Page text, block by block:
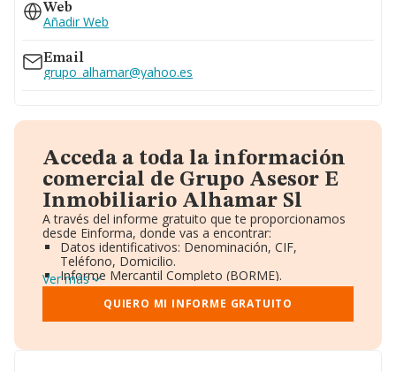
Web
Añadir Web
Email
grupo_alhamar@yahoo.es
Acceda a toda la información
comercial de Grupo Asesor E
Inmobiliario Alhamar Sl
A través del informe gratuito que te proporcionamos
desde Einforma, donde vas a encontrar:
Datos identificativos: Denominación, CIF,
Teléfono, Domicilio.
Informe Mercantil Completo (BORME).
Gráficos de Evolución Ventas y Empleados.
Consejo de Administración y Administradores.
Directivos y Ejecutivos.
Ver más
QUIERO MI INFORME GRATUITO